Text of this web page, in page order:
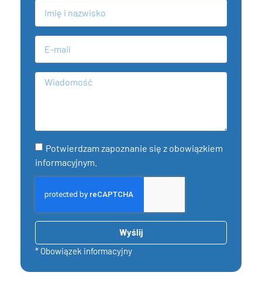
Potwierdzam zapoznanie się z obowiązkiem
informacyjnym.
Wyślij
* Obowiązek informacyjny